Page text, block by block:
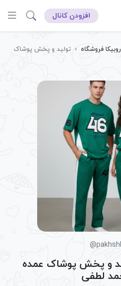
افزودن کانال
فروشگاه › تولید و پخش پوشاک
و پخش پوشاک عمده
لطفی